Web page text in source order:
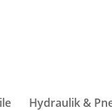
Hydraulik &